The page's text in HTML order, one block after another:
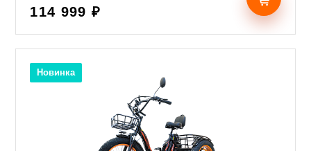
114 999 ₽
Новинка